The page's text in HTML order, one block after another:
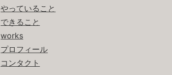
やっていること
できること
works
プロフィール
コンタクト